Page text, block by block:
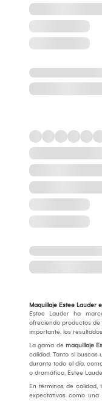
Maquillaje Estee Lauder
Estee Lauder ha
ofreciendo productos de
importante, los
La gama de maquillaje
calidad. Tanto si
durante todo el día,
o dramático, Estee
En términos de calidad,
expectativas como una